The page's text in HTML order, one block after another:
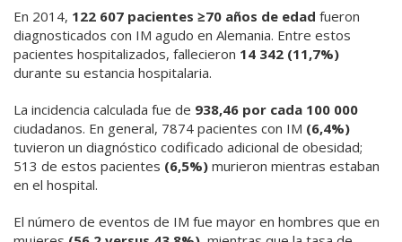
En 2014, 122 607 pacientes ≥70 años de edad fueron
diagnosticados con IM agudo en Alemania. Entre estos
pacientes hospitalizados, fallecieron 14 342 (11,7%)
durante su estancia hospitalaria.
La incidencia calculada fue de 938,46 por cada 100 000
ciudadanos. En general, 7874 pacientes con IM (6,4%)
tuvieron un diagnóstico codificado adicional de obesidad;
513 de estos pacientes (6,5%) murieron mientras estaban
en el hospital.
El número de eventos de IM fue mayor en hombres que en